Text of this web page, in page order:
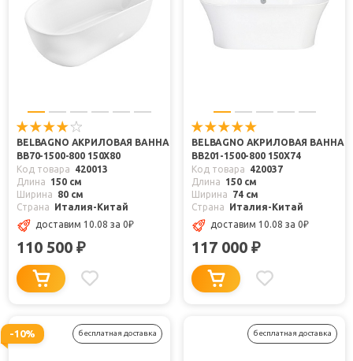
BELBAGNO АКРИЛОВАЯ ВАННА
BB70-1500-800 150X80
Код товара
420013
Длина
150 см
Ширина
80 см
Страна
Италия-Китай
доставим 10.08 за 0₽
110 500 ₽
BELBAGNO АКРИЛОВАЯ ВАННА
BB201-1500-800 150X74
Код товара
420037
Длина
150 см
Ширина
74 см
Страна
Италия-Китай
доставим 10.08 за 0₽
117 000 ₽
-10% бесплатная доставка бесплатная доставка